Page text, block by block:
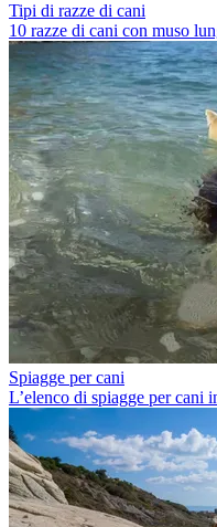
Tipi di razze di cani
10 razze di cani con muso
Spiagge per cani
L’elenco di spiagge per cani